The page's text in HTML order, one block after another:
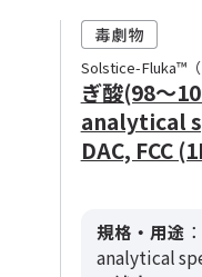
Solstice-Fluka™（
ぎ酸(98～
analytical
DAC, FCC
規格・用途
analytical